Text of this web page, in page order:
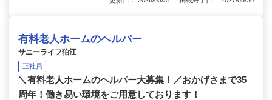
有料老人ホームのヘルパー
サニーライフ狛江
正社員
＼有料老人ホームのヘルパー大募集！／おかげさまで35
周年！働き易い環境をご用意しております！